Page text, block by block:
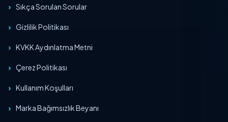
Sıkça Sorulan Sorular
Gizlilik Politikası
KVKK Aydınlatma Metni
Çerez Politikası
Kullanım Koşulları
Marka Bağımsızlık Beyanı